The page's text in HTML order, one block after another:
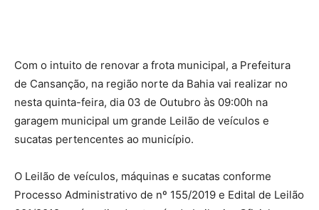
Com o intuito de renovar a frota municipal, a Prefeitura
de Cansanção, na região norte da Bahia vai realizar no
nesta quinta-feira, dia 03 de Outubro às 09:00h na
garagem municipal um grande Leilão de veículos e
sucatas pertencentes ao município.
O Leilão de veículos, máquinas e sucatas conforme
Processo Administrativo de nº 155/2019 e Edital de Leilão